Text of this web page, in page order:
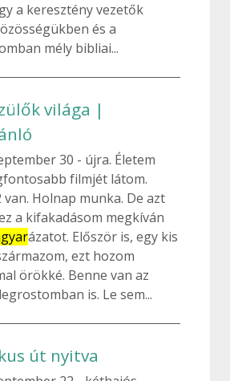
a keresztény vezetők
és a
mély bibliai...
világa |
30
újra. Életem
filmjét látom.
van. Holnap munka. De azt
a kifakadásom megkíván
ázatot. Először is, egy kis
ezt hozom
örökké. Benne van az
is. Le sem...
út nyitva